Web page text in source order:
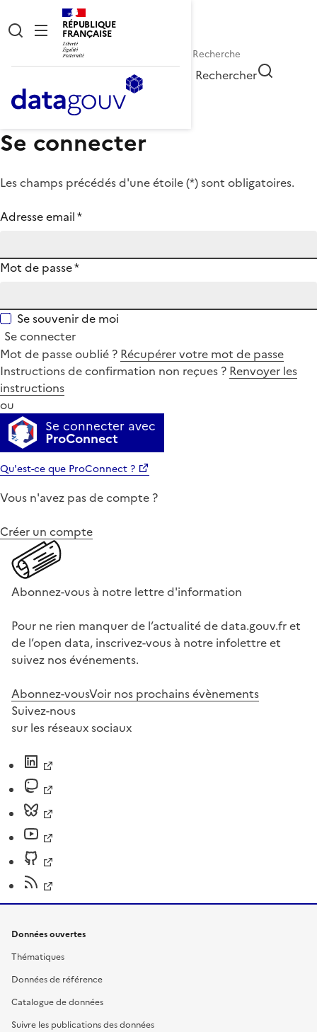
RÉPUBLIQUE
FRANÇAISE
Rechercher
Se connecter
Les champs précédés d'une étoile (*) sont obligatoires.
Adresse email*
Mot de passe*
Se souvenir de moi
Se connecter
Mot de passe oublié ? Récupérer votre mot de passe
Instructions de confirmation non reçues ? Renvoyer les
instructions
ou
Se connecter avec
ProConnect
Qu'est-ce que ProConnect ?
Vous n'avez pas de compte ?
Créer un compte
Abonnez-vous à notre lettre d'information
Pour ne rien manquer de l’actualité de data.gouv.fr et
de l’open data, inscrivez-vous à notre infolettre et
suivez nos événements.
Abonnez-vousVoir nos prochains évènements
Suivez-nous
sur les réseaux sociaux
Données ouvertes
Thématiques
Données de référence
Catalogue de données
Suivre les publications des données